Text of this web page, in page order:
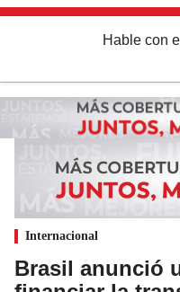
Hable con el
Internacional
Brasil anunció